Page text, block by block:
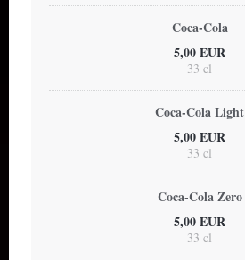
Coca-Cola
5,00 EUR
33 cl
Coca-Cola Light
5,00 EUR
33 cl
Coca-Cola Zero
5,00 EUR
33 cl